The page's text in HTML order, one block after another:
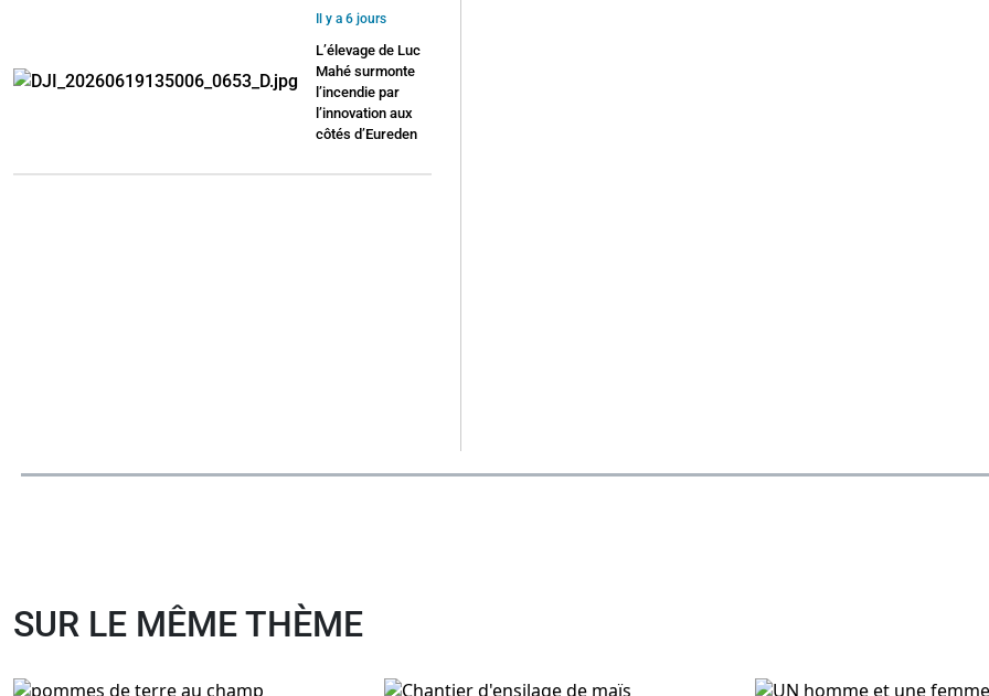
Il y a 6 jours
L’élevage de Luc
Mahé surmonte
l’incendie par
l’innovation aux
côtés d’Eureden
SUR LE MÊME THÈME